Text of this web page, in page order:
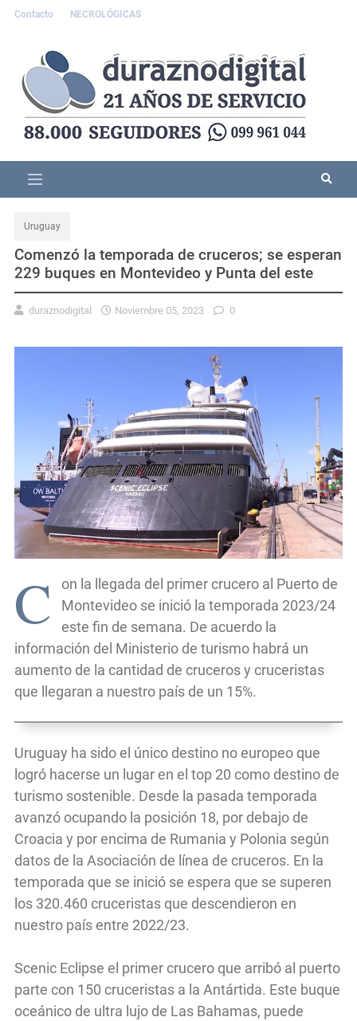
Contacto NECROLÓGICAS
Uruguay
Comenzó la temporada de cruceros; se esperan
229 buques en Montevideo y Punta del este
duraznodigital Noviembre 05, 2023 0
C
on la llegada del primer crucero al Puerto de
Montevideo se inició la temporada 2023/24
este fin de semana. De acuerdo la
información del Ministerio de turismo habrá un
aumento de la cantidad de cruceros y cruceristas
que llegaran a nuestro país de un 15%.
Uruguay ha sido el único destino no europeo que
logró hacerse un lugar en el top 20 como destino de
turismo sostenible. Desde la pasada temporada
avanzó ocupando la posición 18, por debajo de
Croacia y por encima de Rumania y Polonia según
datos de la Asociación de línea de cruceros. En la
temporada que se inició se espera que se superen
los 320.460 cruceristas que descendieron en
nuestro país entre 2022/23.
Scenic Eclipse el primer crucero que arribó al puerto
parte con 150 cruceristas a la Antártida. Este buque
oceánico de ultra lujo de Las Bahamas, puede